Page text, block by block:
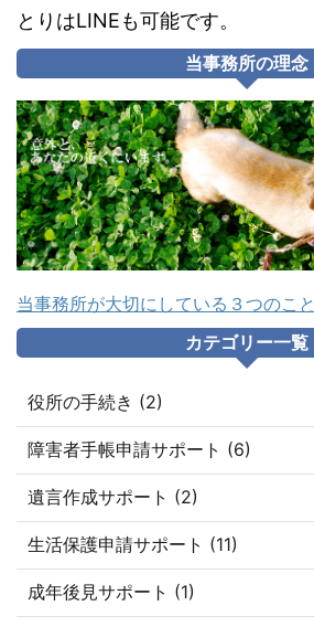
とりはLINEも可能です。
当事務所の理念
当事務所が大切にしている３つのこと
カテゴリー一覧
役所の手続き (2)
障害者手帳申請サポート (6)
遺言作成サポート (2)
生活保護申請サポート (11)
成年後見サポート (1)